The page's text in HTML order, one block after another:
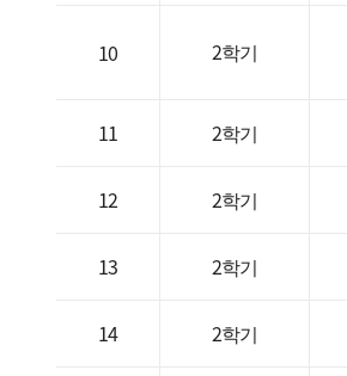
10 2학기
11 2학기
12 2학기
13 2학기
14 2학기